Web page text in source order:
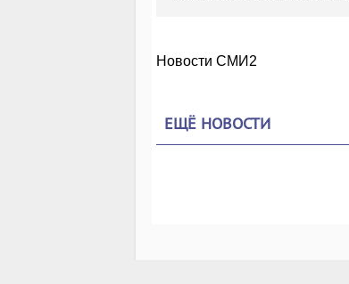
Новости СМИ2
ЕЩЁ НОВОСТИ